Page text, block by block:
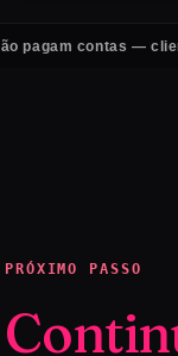
contas —
PRÓXIMO PASSO